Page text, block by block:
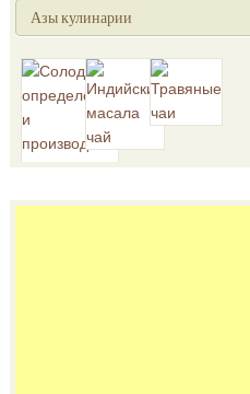
Азы кулинарии